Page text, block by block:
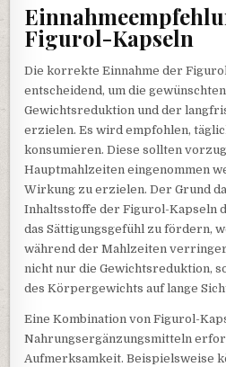
Figurol-Kapseln
Die korrekte Einnahme der
entscheidend, um die
Gewichtsreduktion und der
erzielen. Es wird empfohlen,
konsumieren. Diese sollten
Hauptmahlzeiten eingenommen
Wirkung zu erzielen. Der Grund
Inhaltsstoffe der Figurol-Kapseln
das Sättigungsgefühl zu fördern,
während der Mahlzeiten
nicht nur die Gewichtsreduktion,
des Körpergewichts auf lange
Eine Kombination von Figurol-
Nahrungsergänzungsmitteln
Aufmerksamkeit. Beispielsweise